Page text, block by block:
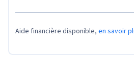
Aide financière disponible, en savoir